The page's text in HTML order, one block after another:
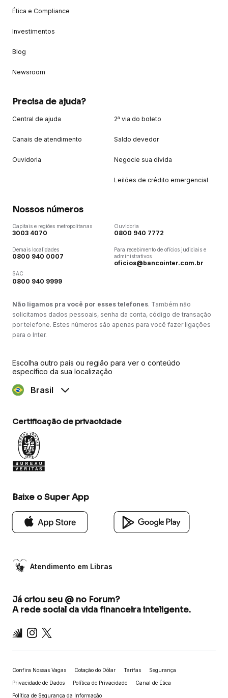
Ética e Compliance
Investimentos
Blog
Newsroom
Precisa de ajuda?
Central de ajuda
Canais de atendimento
Ouvidoria
2ª via do boleto
Saldo devedor
Negocie sua dívida
Leilões de crédito emergencial
Nossos números
Capitais e regiões metropolitanas
3003 4070
Demais localidades
0800 940 0007
SAC
0800 940 9999
Ouvidoria
0800 940 7772
Para recebimento de ofícios judiciais e
administrativos
oficios@bancointer.com.br
Não ligamos pra você por esses telefones. Também não
solicitamos dados pessoais, senha da conta, código de transação
por telefone. Estes números são apenas para você fazer ligações
para o Inter.
Escolha outro país ou região para ver o conteúdo
específico da sua localização
Brasil
Certificação de privacidade
Baixe o Super App
Atendimento em Libras
Já criou seu @ no Forum?
A rede social da vida financeira inteligente.
Inter Instagram
X
Confira Nossas Vagas Cotação do Dólar Tarifas Segurança
Privacidade de Dados Política de Privacidade Canal de Ética
Política de Segurança da Informação